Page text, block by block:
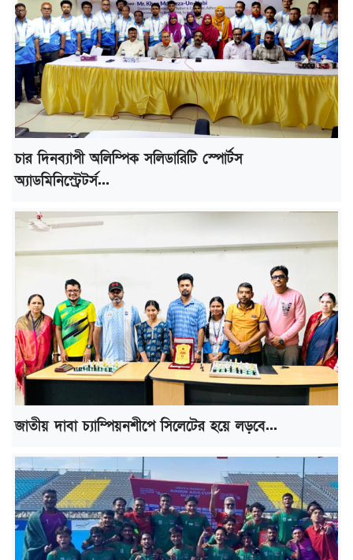
চার দিনব্যাপী অলিম্পিক সলিডারিটি স্পোর্টস
অ্যাডমিনিস্ট্রেটর্স...
জাতীয় দাবা চ্যাম্পিয়নশীপে সিলেটের হয়ে লড়বে...